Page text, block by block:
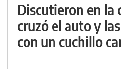
Discutieron en la
cruzó el auto y
con un cuchillo